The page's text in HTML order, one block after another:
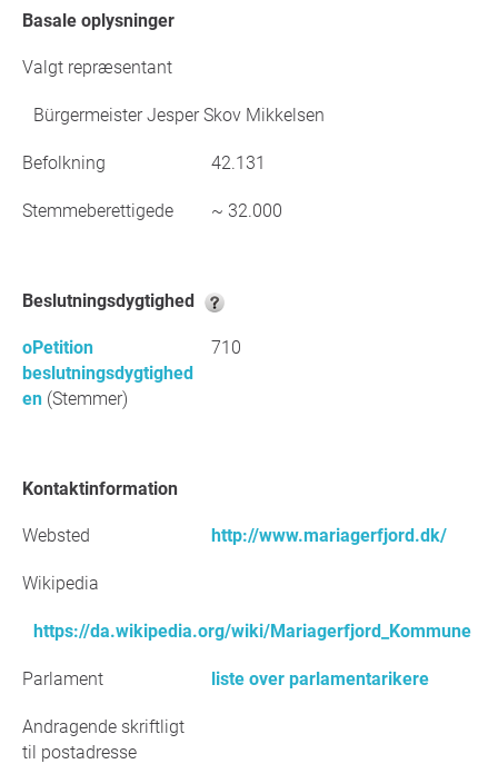
Basale oplysninger
Valgt repræsentant
Bürgermeister Jesper Skov Mikkelsen
Befolkning 42.131
Stemmeberettigede ~ 32.000
Beslutningsdygtighed
oPetition
beslutningsdygtighed
en (Stemmer)
710
Kontaktinformation
Websted http://www.mariagerfjord.dk/
Wikipedia
https://da.wikipedia.org/wiki/Mariagerfjord_Kommune
Parlament liste over parlamentarikere
Andragende skriftligt
til postadresse